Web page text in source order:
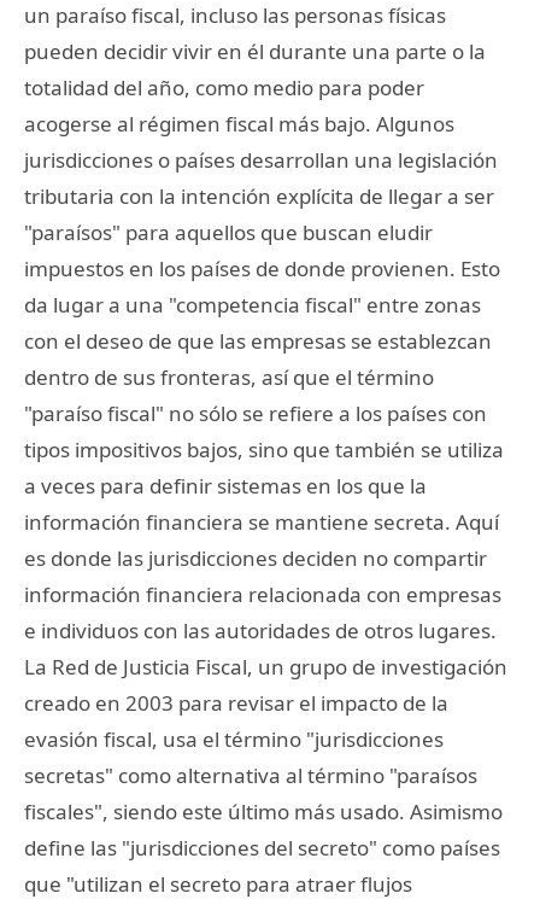
un paraíso fiscal, incluso las personas físicas
pueden decidir vivir en él durante una parte o la
totalidad del año, como medio para poder
acogerse al régimen fiscal más bajo. Algunos
jurisdicciones o países desarrollan una legislación
tributaria con la intención explícita de llegar a ser
"paraísos" para aquellos que buscan eludir
impuestos en los países de donde provienen. Esto
da lugar a una "competencia fiscal" entre zonas
con el deseo de que las empresas se establezcan
dentro de sus fronteras, así que el término
"paraíso fiscal" no sólo se refiere a los países con
tipos impositivos bajos, sino que también se utiliza
a veces para definir sistemas en los que la
información financiera se mantiene secreta. Aquí
es donde las jurisdicciones deciden no compartir
información financiera relacionada con empresas
e individuos con las autoridades de otros lugares.
La Red de Justicia Fiscal, un grupo de investigación
creado en 2003 para revisar el impacto de la
evasión fiscal, usa el término "jurisdicciones
secretas" como alternativa al término "paraísos
fiscales", siendo este último más usado. Asimismo
define las "jurisdicciones del secreto" como países
que "utilizan el secreto para atraer flujos